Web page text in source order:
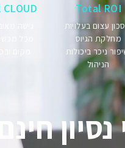
Total ROI
עצום בעלויות
מחלקת הגיוס
ניכר ביכולות
הניהול
גישה
מכל
מקום